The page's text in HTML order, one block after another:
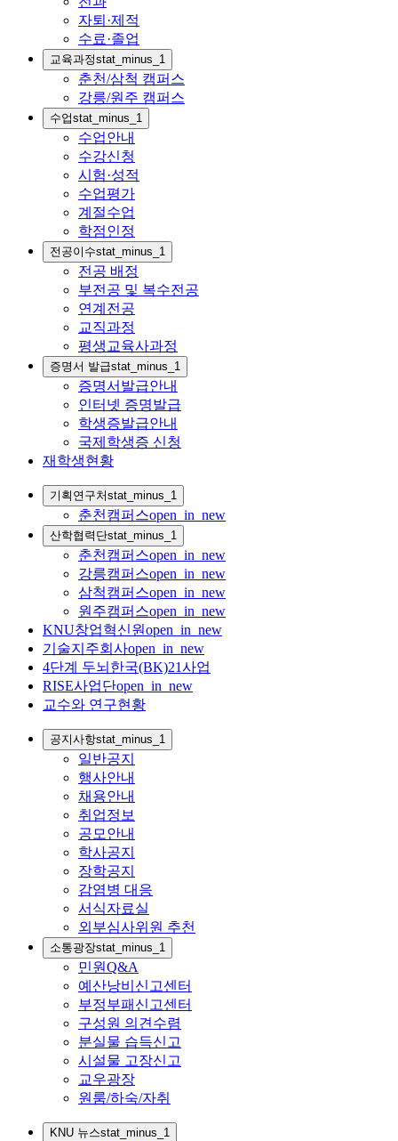
자퇴·제적
수료·졸업
교육과정stat_minus_1
춘천/삼척 캠퍼스
강릉/원주 캠퍼스
수업stat_minus_1
수업안내
수강신청
시험·성적
수업평가
계절수업
학점인정
전공이수stat_minus_1
전공 배정
부전공 및 복수전공
연계전공
교직과정
평생교육사과정
증명서 발급stat_minus_1
증명서발급안내
인터넷 증명발급
학생증발급안내
국제학생증 신청
재학생현황
기획연구처stat_minus_1
춘천캠퍼스open_in_new
산학협력단stat_minus_1
춘천캠퍼스open_in_new
강릉캠퍼스open_in_new
삼척캠퍼스open_in_new
원주캠퍼스open_in_new
KNU창업혁신원open_in_new
기술지주회사open_in_new
4단계 두뇌한국(BK)21사업
RISE사업단open_in_new
교수와 연구현황
공지사항stat_minus_1
일반공지
행사안내
채용안내
취업정보
공모안내
학사공지
장학공지
감염병 대응
서식자료실
외부심사위원 추천
소통광장stat_minus_1
민원Q&A
예산낭비신고센터
부정부패신고센터
구성원 의견수렴
분실물 습득신고
시설물 고장신고
교우광장
원룸/하숙/자취
KNU 뉴스stat_minus_1